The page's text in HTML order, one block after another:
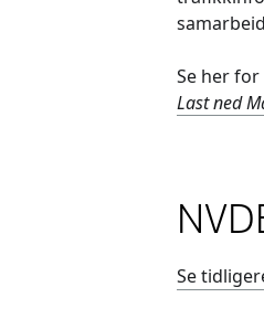
Se her
Last ned
Se